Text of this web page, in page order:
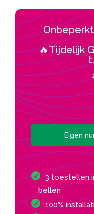
🔥Tijdelijk
Eigen
3 toestellen
bellen
100%